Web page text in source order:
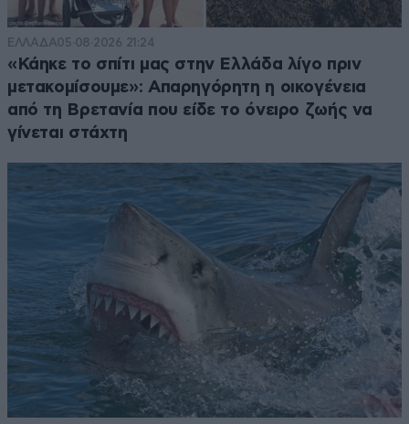
ΕΛΛΑΔΑ05·08·2026 21:24
«Κάηκε το σπίτι μας στην Ελλάδα λίγο πριν
μετακομίσουμε»: Απαρηγόρητη η οικογένεια
από τη Βρετανία που είδε το όνειρο ζωής να
γίνεται στάχτη